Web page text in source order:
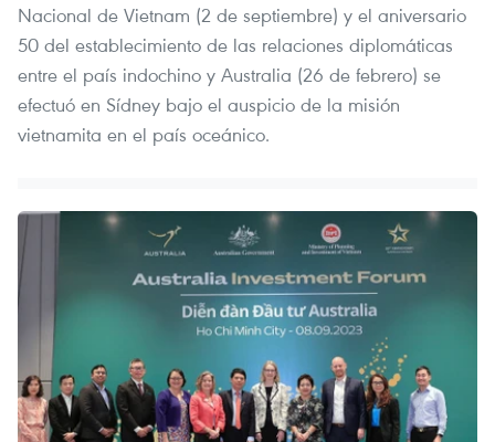
Nacional de Vietnam (2 de septiembre) y el aniversario
50 del establecimiento de las relaciones diplomáticas
entre el país indochino y Australia (26 de febrero) se
efectuó en Sídney bajo el auspicio de la misión
vietnamita en el país oceánico.